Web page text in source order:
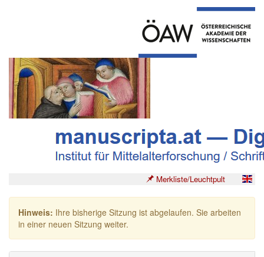
Merkliste/Leuchtpult
Hinweis: Ihre bisherige Sitzung ist abgelaufen. Sie arbeiten
in einer neuen Sitzung weiter.